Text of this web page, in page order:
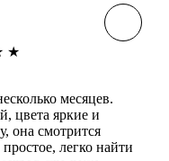
★
месяцев.
цвета яркие и
она смотрится
легко найти